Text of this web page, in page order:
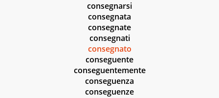
consegnarsi
consegnata
consegnate
consegnati
consegnato
conseguente
conseguentemente
conseguenza
conseguenze